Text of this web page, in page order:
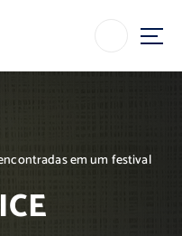
em um festival